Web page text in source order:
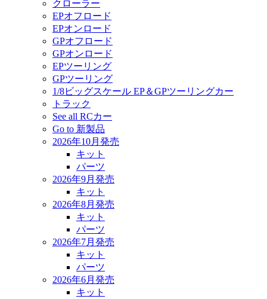
クローラー
EPオフロード
EPオンロード
GPオフロード
GPオンロード
EPツーリング
GPツーリング
1/8ビッグスケール EP＆GPツーリングカー
トラック
See all RCカー
Go to 新製品
2026年10月発売
キット
パーツ
2026年9月発売
キット
2026年8月発売
キット
パーツ
2026年7月発売
キット
パーツ
2026年6月発売
キット